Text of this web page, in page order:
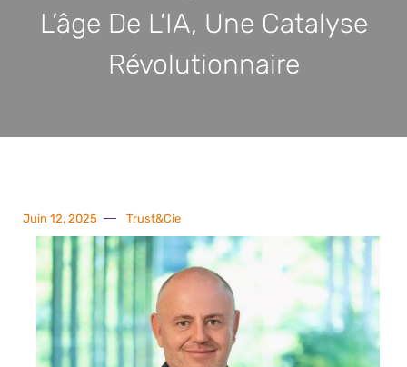
L’âge De L’IA, Une Catalyse
Révolutionnaire
Juin 12, 2025 Trust&Cie